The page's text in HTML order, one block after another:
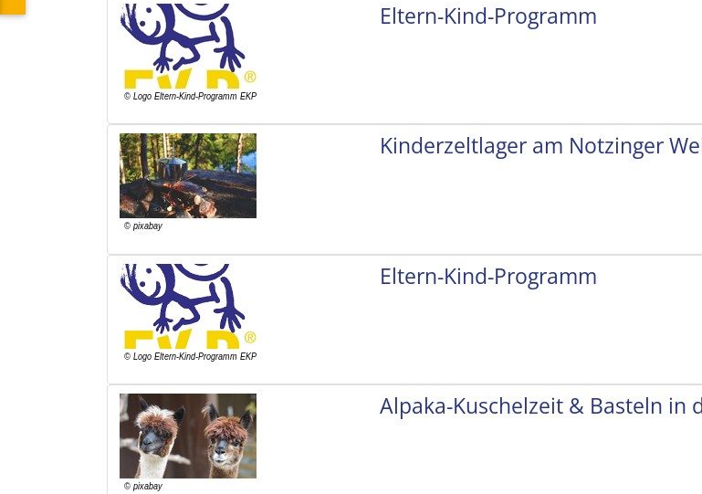
Eltern-Kind-Programm
Kinderzeltlager am Notzinger
Eltern-Kind-Programm
Alpaka-Kuschelzeit & Basteln in